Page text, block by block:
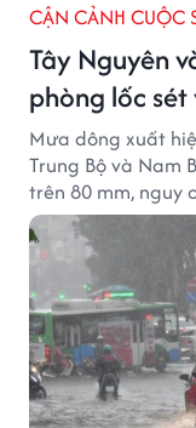
CẬN CẢNH CUỘC
Tây Nguyên
phòng lốc sét
Mưa dông xuất
Trung Bộ và Nam
trên 80 mm, nguy
báo.